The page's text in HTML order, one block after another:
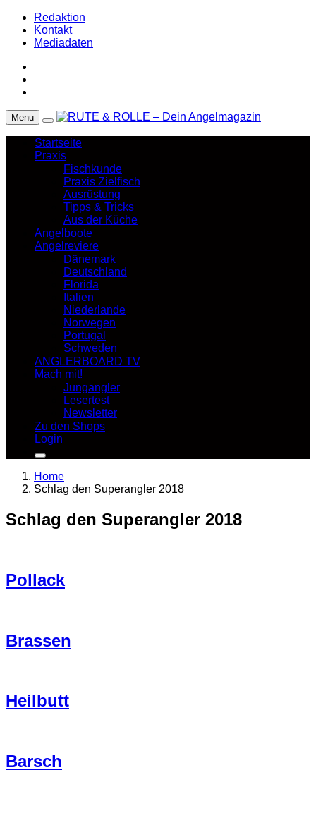
Redaktion
Kontakt
Mediadaten
Menu
Startseite
Praxis
Fischkunde
Praxis Zielfisch
Ausrüstung
Tipps & Tricks
Aus der Küche
Angelboote
Angelreviere
Dänemark
Deutschland
Florida
Italien
Niederlande
Norwegen
Portugal
Schweden
ANGLERBOARD TV
Mach mit!
Jungangler
Lesertest
Newsletter
Zu den Shops
Login
Home
Schlag den Superangler 2018
Schlag den Superangler 2018
Pollack
Brassen
Heilbutt
Barsch